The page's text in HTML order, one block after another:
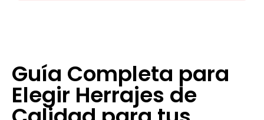
Guía Completa para
Elegir Herrajes de